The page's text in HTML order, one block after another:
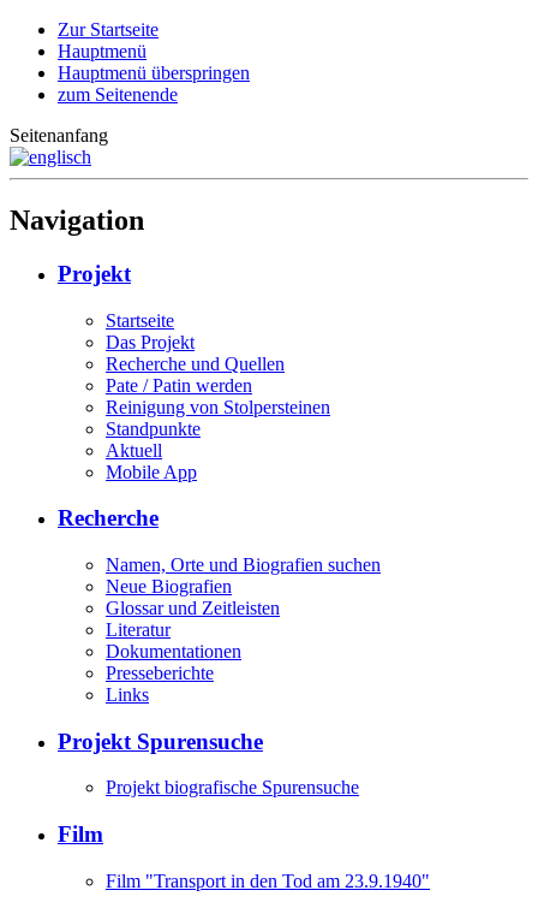
Zur Startseite
Hauptmenü
Hauptmenü überspringen
zum Seitenende
Seitenanfang
Navigation
Projekt
Startseite
Das Projekt
Recherche und Quellen
Pate / Patin werden
Reinigung von Stolpersteinen
Standpunkte
Aktuell
Mobile App
Recherche
Namen, Orte und Biografien suchen
Neue Biografien
Glossar und Zeitleisten
Literatur
Dokumentationen
Presseberichte
Links
Projekt Spurensuche
Projekt biografische Spurensuche
Film
Film "Transport in den Tod am 23.9.1940"